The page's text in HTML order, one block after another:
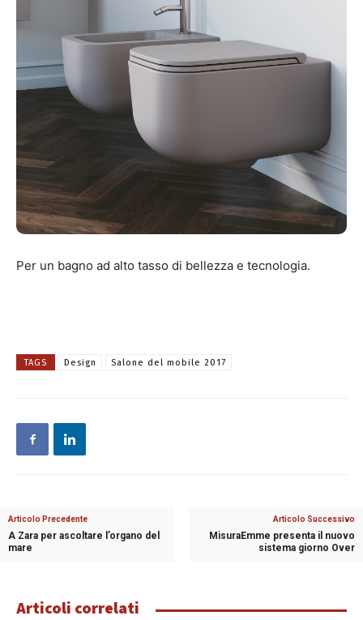
Per un bagno ad alto tasso di bellezza e tecnologia.
TAGS Design Salone del mobile 2017
Articolo Precedente
A Zara per ascoltare l’organo del
mare
Articolo Successivo
MisuraEmme presenta il nuovo
sistema giorno Over
Articoli correlati